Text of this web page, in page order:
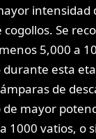
intensidad
Se
5,000 a
esta
de
de mayor
1000 vatios, o